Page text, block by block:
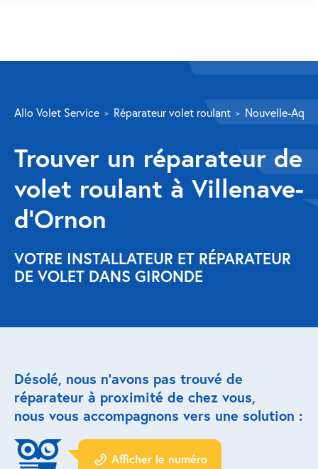
Volet roulant
Réparation
Volet roulant Velux
Au-delà de la fenêtre
Réparation store banne
Réparation portail
Modernisation et domotique
Centralisation volets roulants
Motoriser un volet roulant
Allo Volet Service Réparateur volet roulant Nouvelle-
Trouver un réparateur de
volet roulant à Villenave-
d’Ornon
VOTRE INSTALLATEUR ET RÉPARATEUR
DE VOLET DANS GIRONDE
Désolé, nous n’avons pas trouvé de
réparateur à proximité de chez vous,
nous vous accompagnons vers une solution :
Afficher le numéro